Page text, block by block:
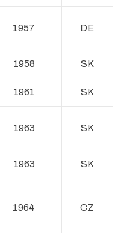
1957 DE
1958 SK
1961 SK
1963 SK
1963 SK
1964 CZ